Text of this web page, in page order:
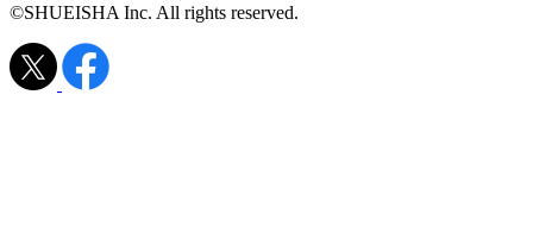
©SHUEISHA Inc. All rights reserved.